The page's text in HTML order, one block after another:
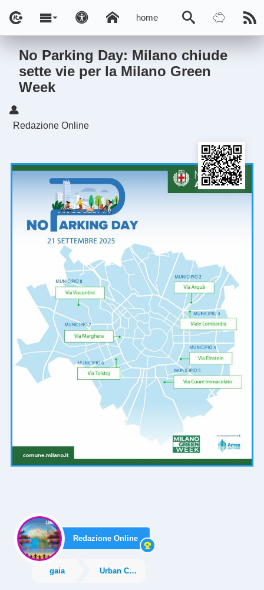
home
No Parking Day: Milano chiude
sette vie per la Milano Green
Week
Redazione Online
Redazione Online
gaia Urban City